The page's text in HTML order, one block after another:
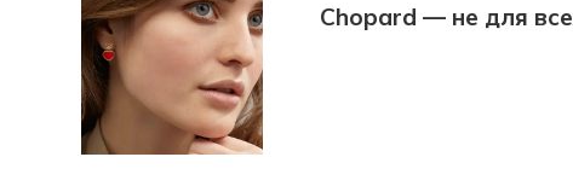
Chopard — не для